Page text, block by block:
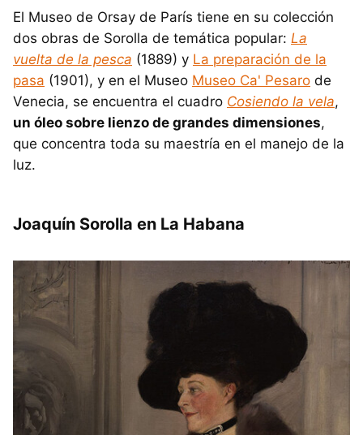
El Museo de Orsay de París tiene en su colección
dos obras de Sorolla de temática popular: La
vuelta de la pesca (1889) y La preparación de la
pasa (1901), y en el Museo Museo Ca' Pesaro de
Venecia, se encuentra el cuadro Cosiendo la vela,
un óleo sobre lienzo de grandes dimensiones,
que concentra toda su maestría en el manejo de la
luz.
Joaquín Sorolla en La Habana